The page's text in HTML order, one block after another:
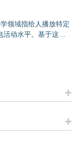
领域指给人播放特定
活动水平。基于这样
，Theta，Delta
位德国科学家发现
界同时给双耳频率接近